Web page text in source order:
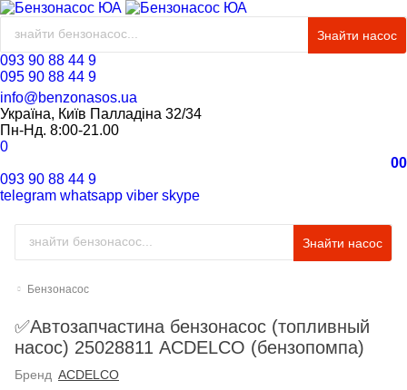
Знайти насос
093 90 88 44 9
095 90 88 44 9
info@benzonasos.ua
Україна, Київ Палладіна 32/34
Пн-Нд. 8:00-21.00
0
00
093 90 88 44 9
telegram whatsapp viber skype
Знайти насос
Бензонасос
✅Автозапчастина бензонасос (топливный
насос) 25028811 ACDELCO (бензопомпа)
Бренд ACDELCO